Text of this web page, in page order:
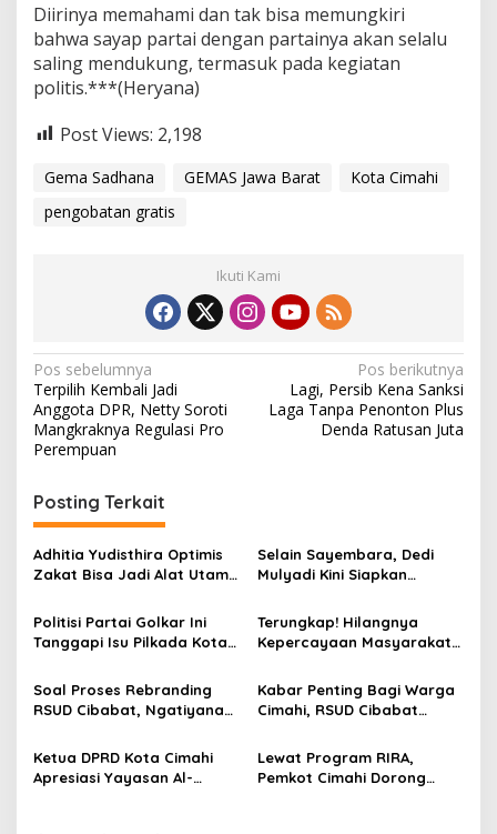
Diirinya memahami dan tak bisa memungkiri
bahwa sayap partai dengan partainya akan selalu
saling mendukung, termasuk pada kegiatan
politis.***(Heryana)
Post Views: 2,198
Gema Sadhana GEMAS Jawa Barat
Kota Cimahi
pengobatan gratis
Ikuti Kami
N
a
v
g
a
s
p
o
s
Pos sebelumnya
Terpilih Kembali Jadi
Anggota DPR, Netty Soroti
Mangkraknya Regulasi Pro
Perempuan
Pos berikutnya
Lagi, Persib Kena Sanksi
Laga Tanpa Penonton Plus
Denda Ratusan Juta
Posting Terkait
Adhitia Yudisthira Optimis
Zakat Bisa Jadi Alat Utama
Kota Cimahi
Selain Sayembara, Dedi
Mulyadi Kini Siapkan
Sebarkan Lokasi Penjualan
Narkotika
Politisi Partai Golkar Ini
Tanggapi Isu Pilkada Kota
Terungkap! Hilangnya
Kepercayaan Masyarakat
Rebranding RSUD Cibabat
Soal Proses Rebranding
RSUD Cibabat, Ngatiyana
Perlu Persetujuan DPRD
Kabar Penting Bagi Warga
Cimahi, RSUD Cibabat
Mulya
Ketua DPRD Kota Cimahi
Apresiasi Yayasan Al-
Lewat Program RIRA,
Pemkot Cimahi Dorong